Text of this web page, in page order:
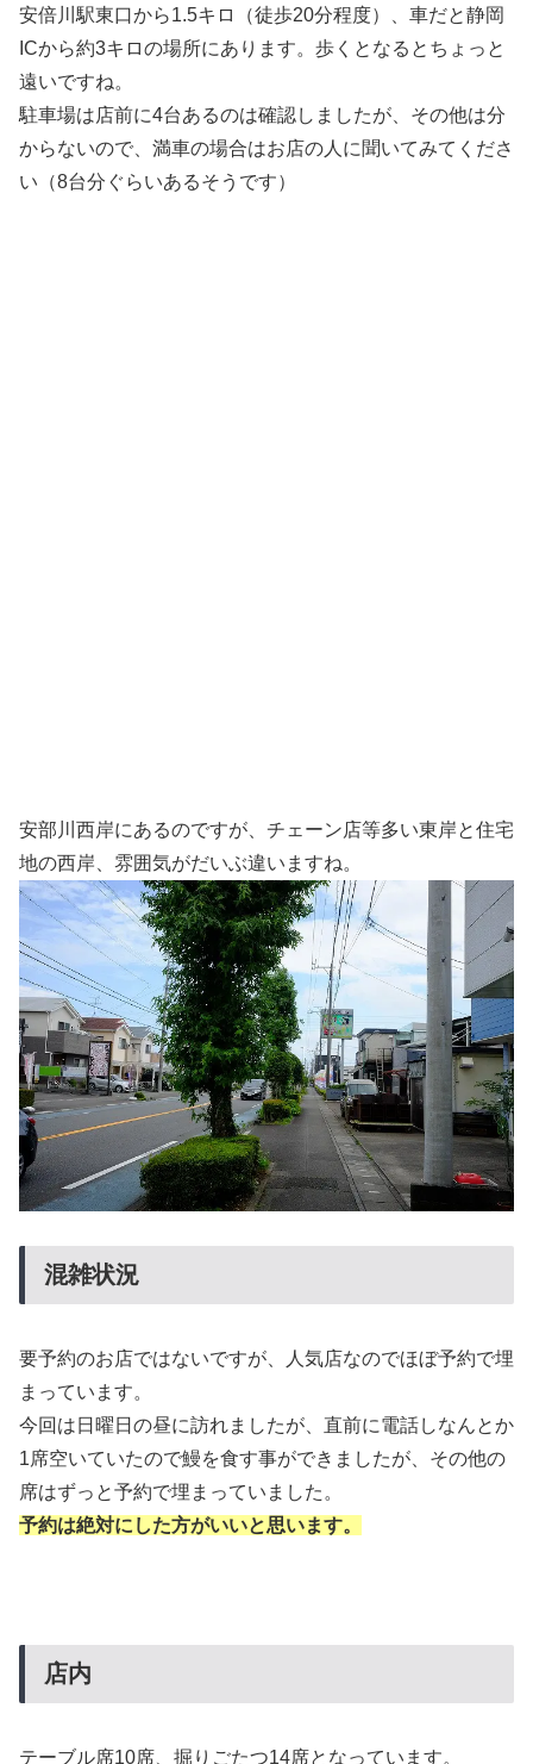
安倍川駅東口から1.5キロ（徒歩20分程度）、車だと静岡
ICから約3キロの場所にあります。歩くとなるとちょっと
遠いですね。
駐車場は店前に4台あるのは確認しましたが、その他は分
からないので、満車の場合はお店の人に聞いてみてくださ
い（8台分ぐらいあるそうです）
安部川西岸にあるのですが、チェーン店等多い東岸と住宅
地の西岸、雰囲気がだいぶ違いますね。
混雑状況
要予約のお店ではないですが、人気店なのでほぼ予約で埋
まっています。
今回は日曜日の昼に訪れましたが、直前に電話しなんとか
1席空いていたので鰻を食す事ができましたが、その他の
席はずっと予約で埋まっていました。
予約は絶対にした方がいいと思います。
店内
テーブル席10席、掘りごたつ14席となっています。